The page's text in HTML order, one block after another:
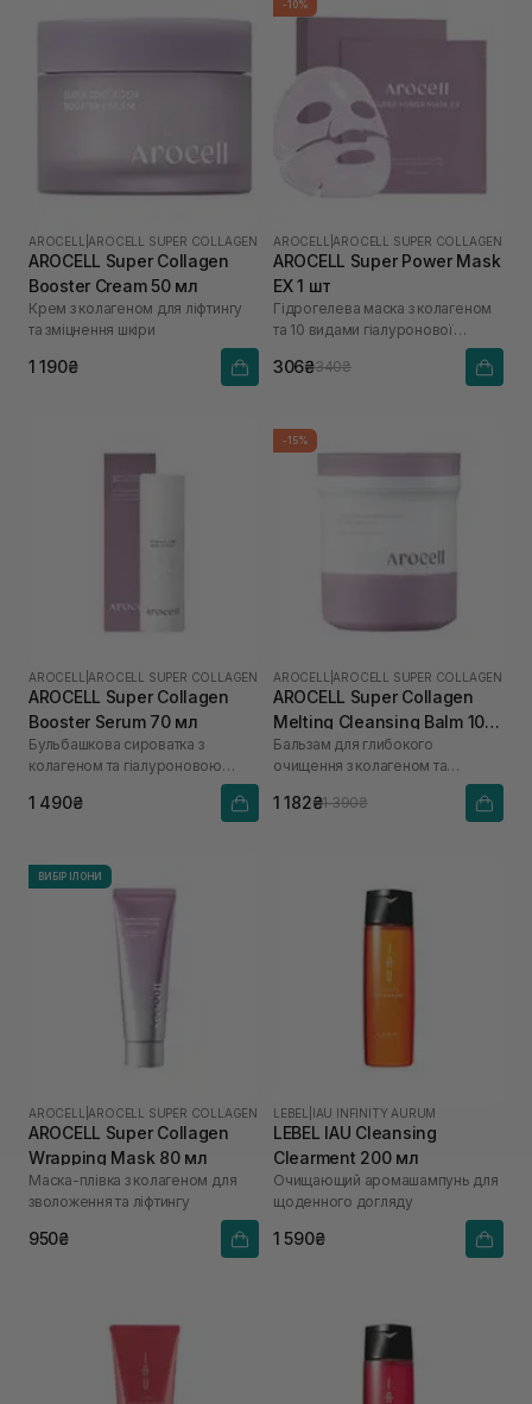
AROCELL AROCELL SUPER COLLAGEN
AROCELL Super Collagen
Booster Cream 50 мл
Крем з колагеном для ліфтингу
та зміцнення шкіри
1 190₴
-10%
AROCELL AROCELL SUPER COLLAGEN
AROCELL Super Power Mask
EX 1 шт
Гідрогелева маска з колагеном
та 10 видами гіалуронової
306₴340₴
AROCELL AROCELL SUPER COLLAGEN
AROCELL Super Collagen
Booster Serum 70 мл
Бульбашкова сироватка з
колагеном та гіалуроновою
1 490₴
-15%
AROCELL AROCELL SUPER COLLAGEN
AROCELL Super Collagen
Melting Cleansing Balm 100
г
Бальзам для глибокого
очищення з колагеном та
1 182₴1 390₴
ВИБІР ІЛОНИ
AROCELL AROCELL SUPER COLLAGEN
AROCELL Super Collagen
Wrapping Mask 80 мл
Маска-плівка з колагеном для
зволоження та ліфтингу
950₴
LEBEL IAU INFINITY AURUM
LEBEL IAU Cleansing
Clearment 200 мл
Очищающий аромашампунь для
щоденного догляду
1 590₴